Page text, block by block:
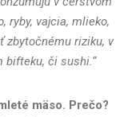
ryby, vajcia, mlieko,
zbytočnému riziku, v
či sushi.“
mäso. Prečo?